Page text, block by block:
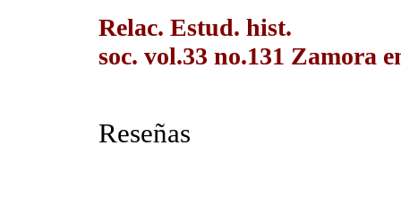
Relac. Estud. hist.
soc. vol.33 no.131 Zamora
Reseñas